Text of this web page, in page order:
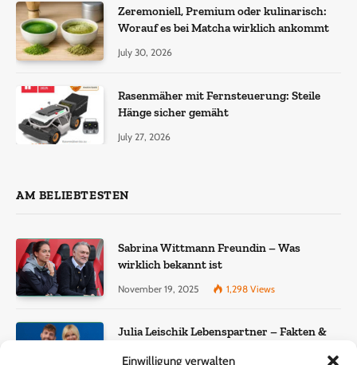
Einwilligung verwalten
Zeremoniell, Premium oder kulinarisch:
Worauf es bei Matcha wirklich ankommt
July 30, 2026
Rasenmäher mit Fernsteuerung: Steile
Hänge sicher gemäht
July 27, 2026
AM BELIEBTESTEN
Sabrina Wittmann Freundin – Was
wirklich bekannt ist
November 19, 2025 1,298 Views
Julia Leischik Lebenspartner – Fakten &